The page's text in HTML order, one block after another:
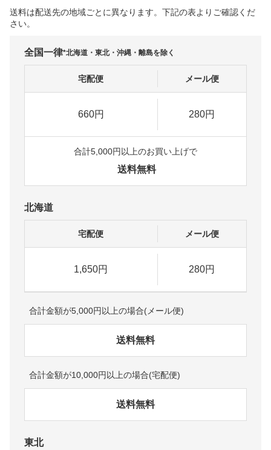
送料は配送先の地域ごとに異なります。下記の表よりご確認くだ
さい。
全国一律*北海道・東北・沖縄・離島を除く
宅配便 メール便
660円 280円
合計5,000円以上のお買い上げで
送料無料
北海道
宅配便 メール便
1,650円 280円
合計金額が5,000円以上の場合(メール便)
送料無料
合計金額が10,000円以上の場合(宅配便)
送料無料
東北